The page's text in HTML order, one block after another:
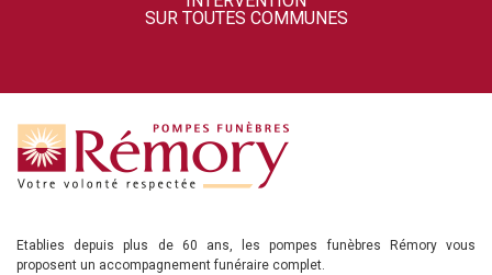
SUR TOUTES COMMUNES
Etablies depuis plus de 60 ans, les pompes funèbres Rémory vous
proposent un accompagnement funéraire complet.